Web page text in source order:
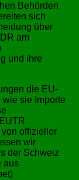
Behörden
sich
über
am
und ihre
die EU-
sie Importe
offizieller
wir
der Schweiz
aus